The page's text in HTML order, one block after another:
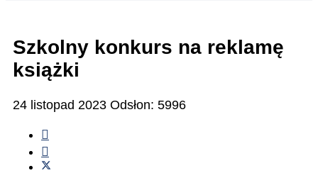
Szkolny konkurs na reklamę
książki
24 listopad 2023 Odsłon: 5996